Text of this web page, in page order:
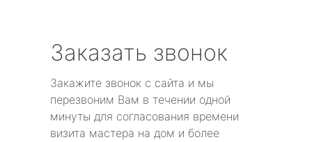
Заказать звонок
Закажите звонок с сайта и мы
перезвоним Вам в течении одной
минуты для согласования времени
визита мастера на дом и более